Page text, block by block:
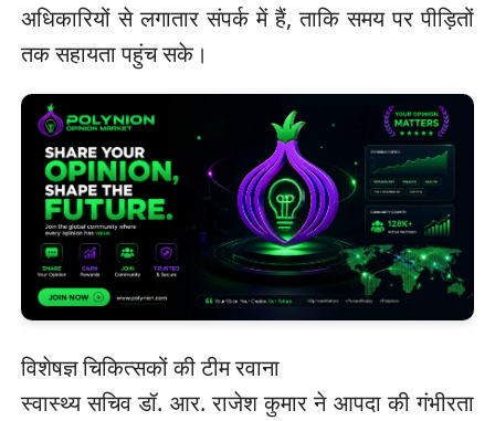
अधिकारियों से लगातार संपर्क में हैं, ताकि समय पर पीड़ितों
तक सहायता पहुंच सके।
विशेषज्ञ चिकित्सकों की टीम रवाना
स्वास्थ्य सचिव डॉ. आर. राजेश कुमार ने आपदा की गंभीरता